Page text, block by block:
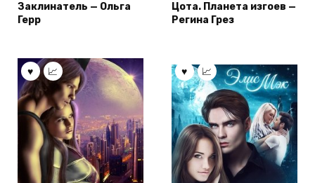
Заклинатель — Ольга
Герр
Цота. Планета изгоев —
Регина Грез